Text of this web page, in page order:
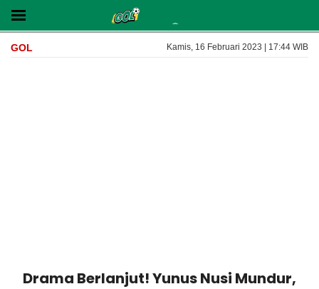
GOL Kamis, 16 Februari 2023 | 17:44 WIB
Drama Berlanjut! Yunus Nusi Mundur,